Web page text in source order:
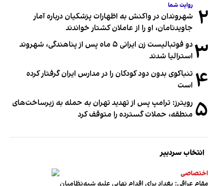
۲ روایت شما
شهروندان در واکنش به اظهارات پزشکیان درباره آمار
جاویدنامان، او را از عاملان کشتار خواندند
۳
دو فوتبالیست زن ایرانی ۵ ماه پس از پناهندگی، شهروند
استرالیا شدند
۴ تنباکوی بدون دود کودکان را در مدارس ایران گرفتار کرده
است
۵ رویترز: ترامپ پس از تهدید تهران به حمله به زیرساخت‌های
منطقه، حملات گسترده را متوقف کرد
انتخاب سردبیر
اختصاصی